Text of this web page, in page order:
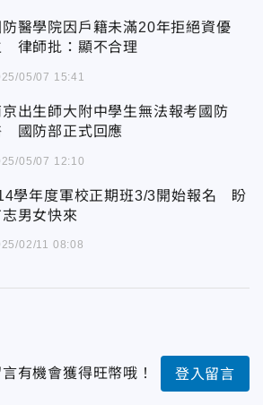
防醫學院因戶籍未滿20年拒絕資優
律師批：顯不合理
05/07 15:41
京出生師大附中學生無法報考國防
國防部正式回應
05/07 12:10
學年度軍校正期班3/3開始報名 盼
志男女快來
02/11 08:08
有機會獲得旺幣哦！ 登入留言